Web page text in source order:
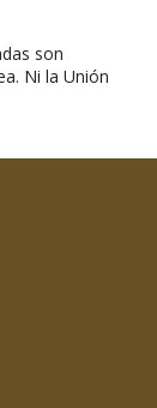
son
Ni la Unión